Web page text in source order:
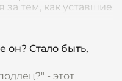
за тем, как уставшие
он? Стало быть,
- этот